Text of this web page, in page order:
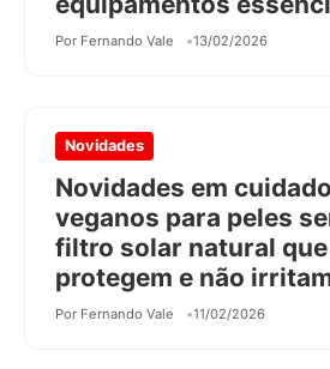
Por Fernando Vale 13/02/2026
Novidades
Novidades em
veganos para peles
filtro solar natural
protegem e não
Por Fernando Vale 11/02/2026